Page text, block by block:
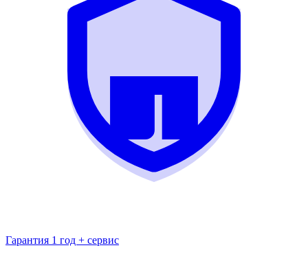
Гарантия 1 год + сервис